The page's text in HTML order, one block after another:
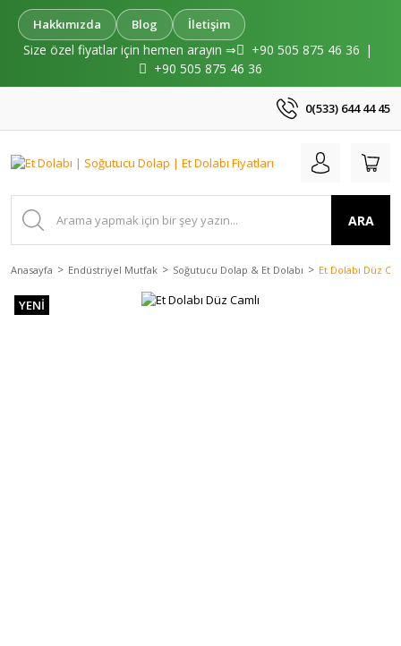
Hakkımızda Blog İletişim
Size özel fiyatlar için hemen arayın ⇒ +90 505 875 46 36 |
+90 505 875 46 36
0(533) 644 44 45
ARA
Anasayfa Endüstriyel Mutfak Soğutucu Dolap & Et Dolabı Et Dolabı Düz
YENİ